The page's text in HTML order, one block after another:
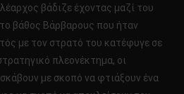
έχοντας μαζί του
βάθος Βάρβαρους που ήταν
με τον στρατό του κατέφυγε σε
πλεονέκτημα, οι
με σκοπό να φτιάξουν ένα